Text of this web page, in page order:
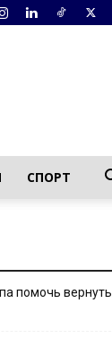
СПОРТ
помочь вернуть